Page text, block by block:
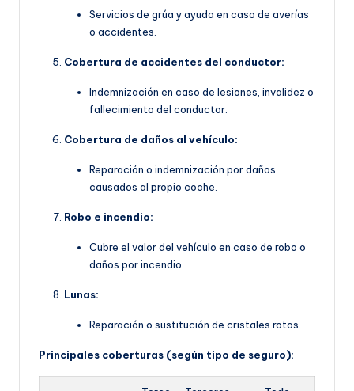
Servicios de grúa y ayuda en caso de averías
o accidentes.
Cobertura de accidentes del conductor:
Indemnización en caso de lesiones, invalidez o
fallecimiento del conductor.
Cobertura de daños al vehículo:
Reparación o indemnización por daños
causados al propio coche.
Robo e incendio:
Cubre el valor del vehículo en caso de robo o
daños por incendio.
Lunas:
Reparación o sustitución de cristales rotos.
Principales coberturas (según tipo de seguro):